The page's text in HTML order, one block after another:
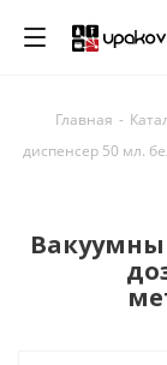
Главная -
диспенсер 50 мл.